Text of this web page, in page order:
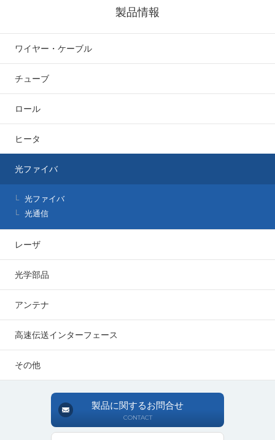
製品情報
ワイヤー・ケーブル
チューブ
ロール
ヒータ
光ファイバ
光ファイバ
光通信
レーザ
光学部品
アンテナ
高速伝送インターフェース
その他
製品に関するお問合せ
CONTACT